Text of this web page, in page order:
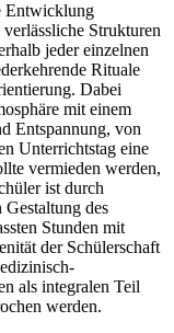
Entwicklung
Strukturen
jeder einzelnen
Rituale
Dabei
mit einem
Entspannung, von
Unterrichtstag eine
vermieden werden,
ist durch
des
Stunden mit
der Schülerschaft
als integralen Teil
werden.